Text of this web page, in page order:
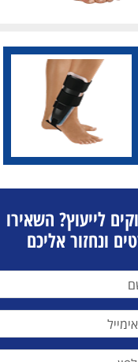
לייעוץ? השאירו
ונחזור אליכם